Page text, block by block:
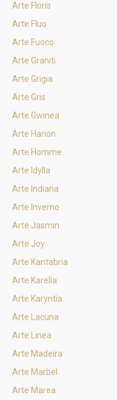
Arte Floris
Arte Fluo
Arte Fuoco
Arte Graniti
Arte Grigia
Arte Gris
Arte Gwinea
Arte Harion
Arte Homme
Arte Idylla
Arte Indiana
Arte Inverno
Arte Jasmin
Arte Joy
Arte Kantabria
Arte Karelia
Arte Karyntia
Arte Lacuna
Arte Linea
Arte Madeira
Arte Marbel
Arte Marea